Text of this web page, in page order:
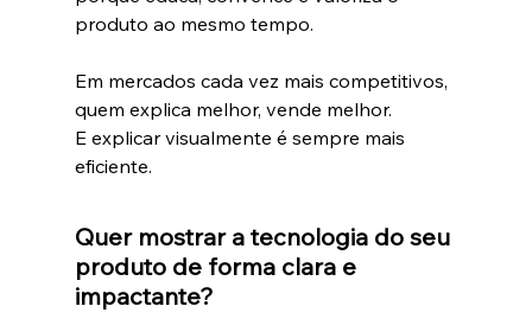
produto ao mesmo tempo.
Em mercados cada vez mais competitivos,
quem explica melhor, vende melhor.
E explicar visualmente é sempre mais
eficiente.
Quer mostrar a tecnologia do seu
produto de forma clara e
impactante?